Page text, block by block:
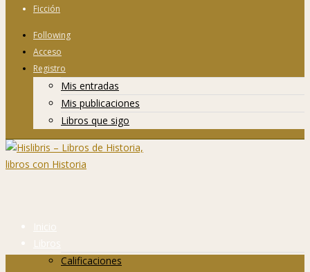
Ficción
Following
Acceso
Registro
Mis entradas
Mis publicaciones
Libros que sigo
Inicio
Libros
Calificaciones